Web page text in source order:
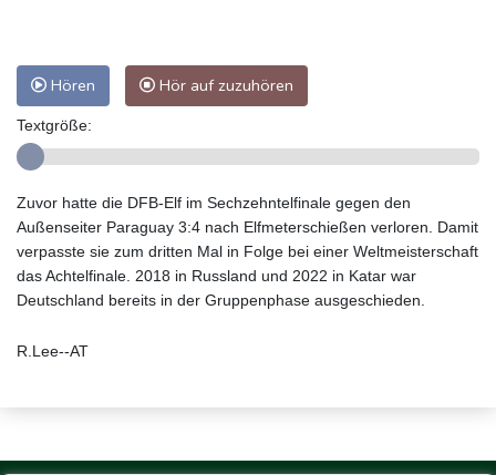
Hören Hör auf zuzuhören
Textgröße:
Zuvor hatte die DFB-Elf im Sechzehntelfinale gegen den
Außenseiter Paraguay 3:4 nach Elfmeterschießen verloren. Damit
verpasste sie zum dritten Mal in Folge bei einer Weltmeisterschaft
das Achtelfinale. 2018 in Russland und 2022 in Katar war
Deutschland bereits in der Gruppenphase ausgeschieden.
R.Lee--AT